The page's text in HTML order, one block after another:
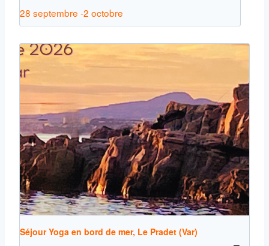
28 septembre -2 octobre
Séjour Yoga en bord de mer, Le Pradet (Var)